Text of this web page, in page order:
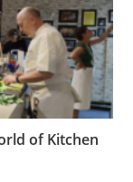
of Kitchen